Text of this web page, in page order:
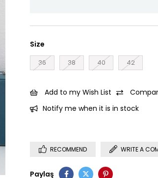
Size
36 38 40 42
Add to my Wish List
Notify me when it is in stock
RECOMMEND WRITE A
Paylaş